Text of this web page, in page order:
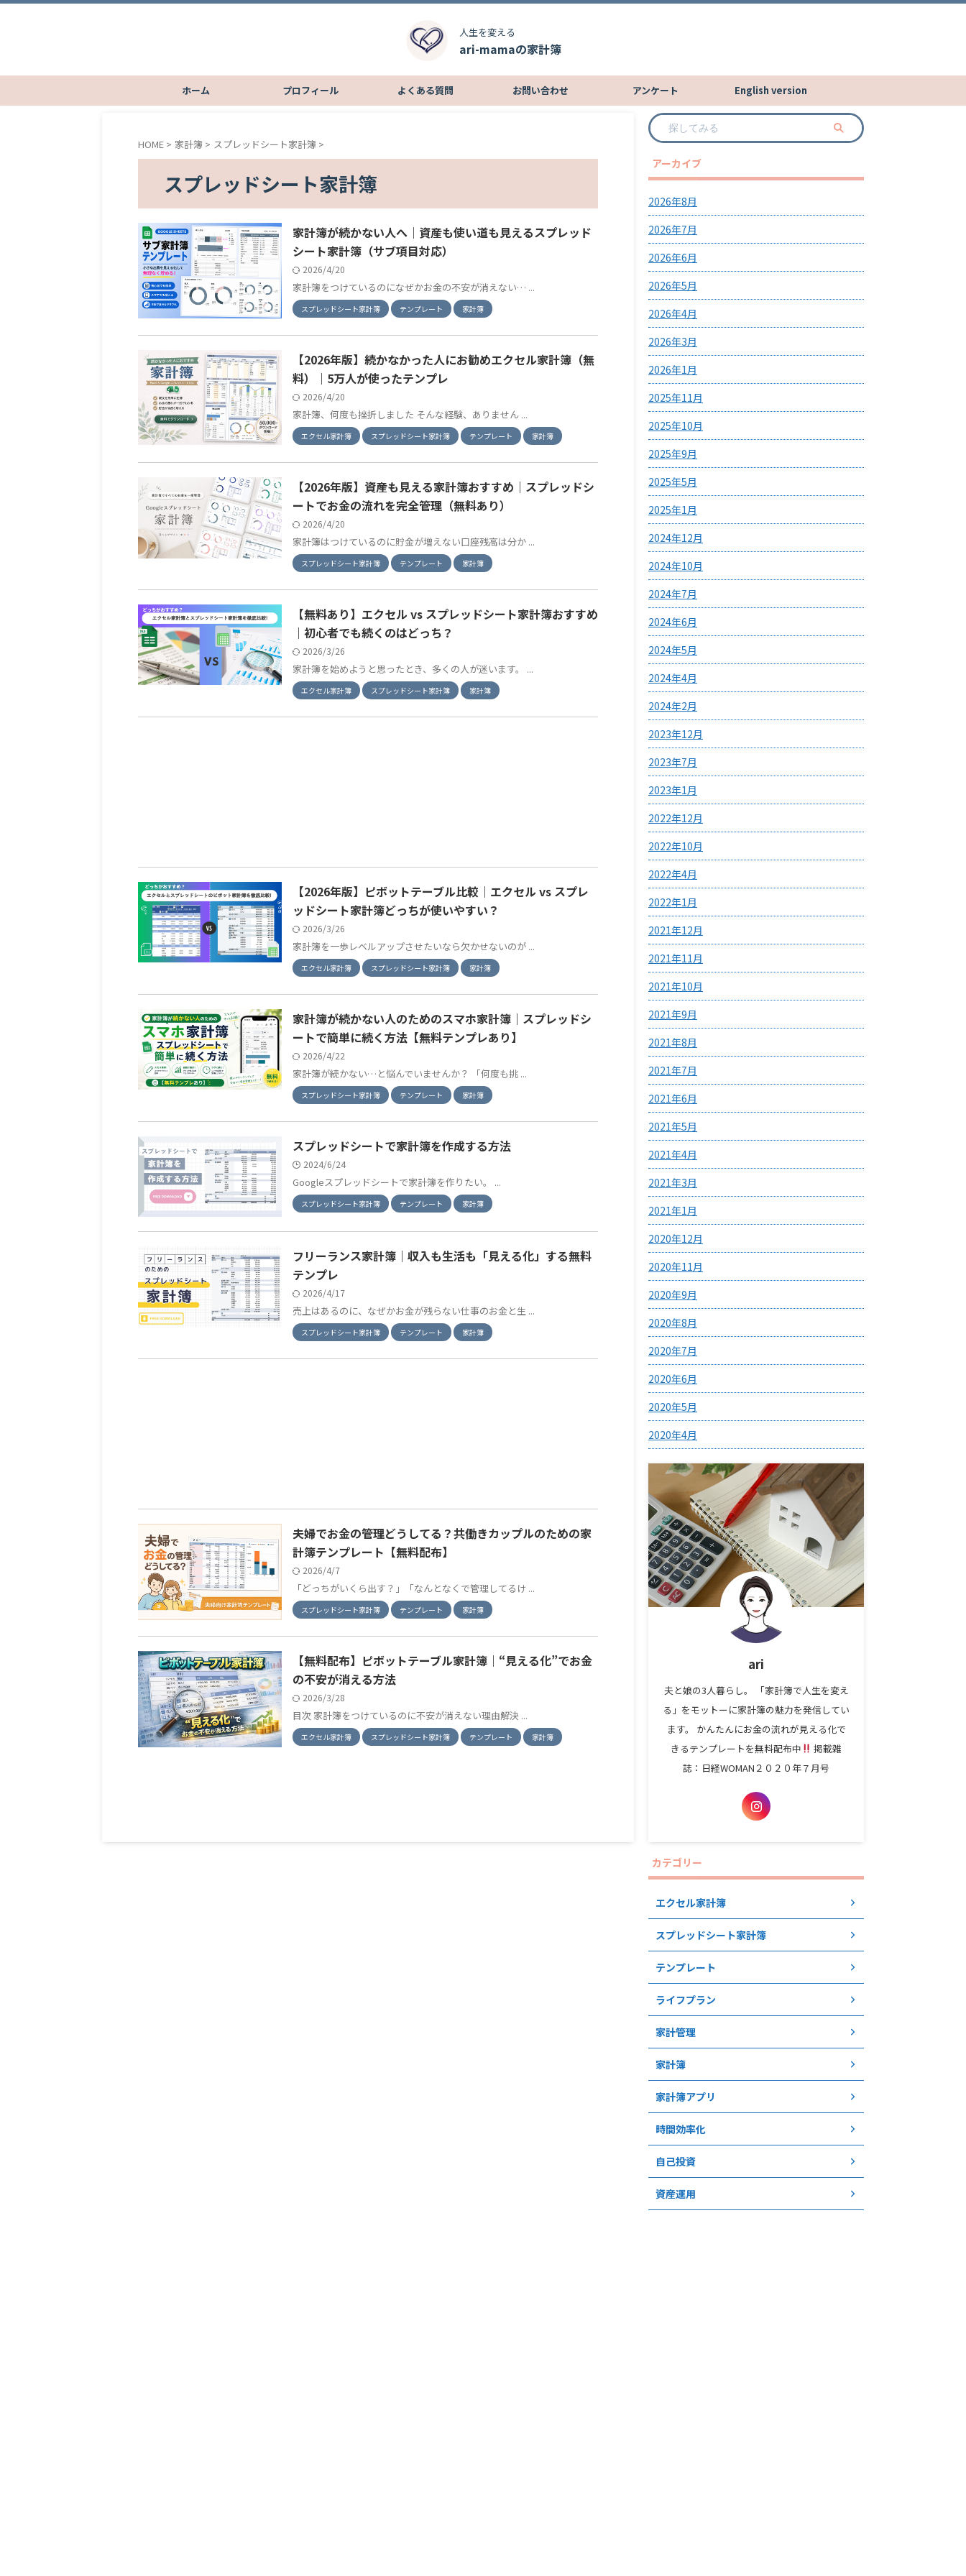
人生を変える
ari-mamaの家計簿
ホーム プロフィール よくある質問 お問い合わせ アンケート English version
HOME > 家計簿 > スプレッドシート家計簿 >
スプレッドシート家計簿
家計簿が続かない人へ｜資産も使い道も見えるスプレッド
シート家計簿（サブ項目対応）
2026/4/20
家計簿をつけているのになぜかお金の不安が消えない… ...
スプレッドシート家計簿 テンプレート 家計簿
【2026年版】続かなかった人にお勧めエクセル家計簿（無
料）｜5万人が使ったテンプレ
2026/4/20
家計簿、何度も挫折しました そんな経験、ありません ...
エクセル家計簿 スプレッドシート家計簿 テンプレート 家計簿
【2026年版】資産も見える家計簿おすすめ｜スプレッドシ
ートでお金の流れを完全管理（無料あり）
2026/4/20
家計簿はつけているのに貯金が増えない口座残高は分か ...
スプレッドシート家計簿 テンプレート 家計簿
【無料あり】エクセル vs スプレッドシート家計簿おすすめ
｜初心者でも続くのはどっち？
2026/3/26
家計簿を始めようと思ったとき、多くの人が迷います。 ...
エクセル家計簿 スプレッドシート家計簿 家計簿
【2026年版】ピボットテーブル比較｜エクセル vs スプレ
ッドシート家計簿どっちが使いやすい？
2026/3/26
家計簿を一歩レベルアップさせたいなら欠かせないのが ...
エクセル家計簿 スプレッドシート家計簿 家計簿
家計簿が続かない人のためのスマホ家計簿｜スプレッドシ
ートで簡単に続く方法【無料テンプレあり】
2026/4/22
家計簿が続かない…と悩んでいませんか？ 「何度も挑 ...
スプレッドシート家計簿 テンプレート 家計簿
スプレッドシートで家計簿を作成する方法
2024/6/24
Googleスプレッドシートで家計簿を作りたい。 ...
スプレッドシート家計簿 テンプレート 家計簿
フリーランス家計簿｜収入も生活も「見える化」する無料
テンプレ
2026/4/17
売上はあるのに、なぜかお金が残らない仕事のお金と生 ...
スプレッドシート家計簿 テンプレート 家計簿
夫婦でお金の管理どうしてる？共働きカップルのための家
計簿テンプレート【無料配布】
2026/4/7
「どっちがいくら出す？」「なんとなくで管理してるけ ...
スプレッドシート家計簿 テンプレート 家計簿
【無料配布】ピボットテーブル家計簿｜“見える化”でお金
の不安が消える方法
2026/3/28
目次 家計簿をつけているのに不安が消えない理由解決 ...
エクセル家計簿 スプレッドシート家計簿 テンプレート 家計簿
アーカイブ
2026年8月
2026年7月
2026年6月
2026年5月
2026年4月
2026年3月
2026年1月
2025年11月
2025年10月
2025年9月
2025年5月
2025年1月
2024年12月
2024年10月
2024年7月
2024年6月
2024年5月
2024年4月
2024年2月
2023年12月
2023年7月
2023年1月
2022年12月
2022年10月
2022年4月
2022年1月
2021年12月
2021年11月
2021年10月
2021年9月
2021年8月
2021年7月
2021年6月
2021年5月
2021年4月
2021年3月
2021年1月
2020年12月
2020年11月
2020年9月
2020年8月
2020年7月
2020年6月
2020年5月
2020年4月
ari
夫と娘の3人暮らし。 「家計簿で人生を変え
る」をモットーに家計簿の魅力を発信してい
ます。 かんたんにお金の流れが見える化で
きるテンプレートを無料配布中
掲載雑
誌：日経WOMAN２０２０年７月号
カテゴリー
エクセル家計簿
スプレッドシート家計簿
テンプレート
ライフプラン
家計管理
家計簿
家計簿アプリ
時間効率化
自己投資
資産運用